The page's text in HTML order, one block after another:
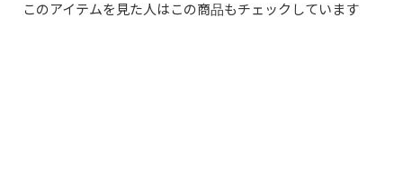
このアイテムを見た人はこの商品もチェックしています